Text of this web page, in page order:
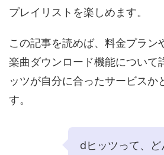
プレイリストを楽しめます。
この記事を読めば、料金プラン
楽曲ダウンロード機能について
ッツが自分に合ったサービスか
す。
dヒッツって、